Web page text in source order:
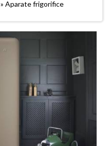
» Aparate frigorifice